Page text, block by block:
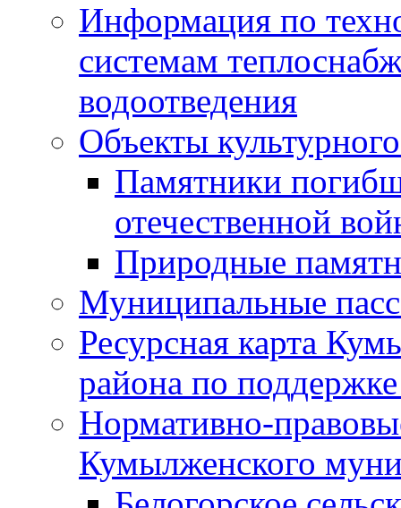
Информация по
системам
водоотведения
Объекты
Памятники
отечественной
Природные
Муниципальные
Ресурсная карта
района по
Нормативно-
Кумылженского